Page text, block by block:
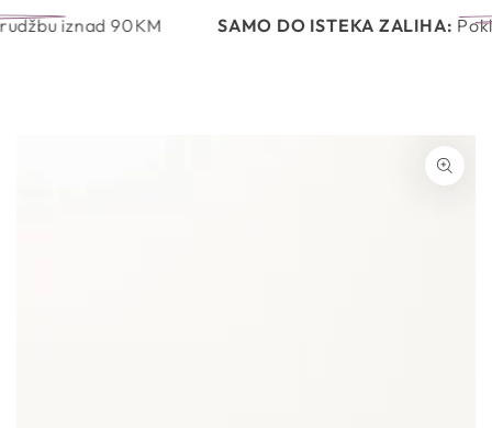
PRESKOČI NA
SADRŽAJ
90KM SAMO DO ISTEKA ZALIHA:Poklon uz